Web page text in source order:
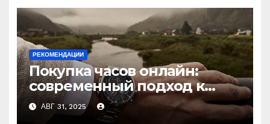
РЕКОМЕНДАЦИИ
Покупка часов онлайн:
современный подход к
выбору аксессуаров
АВГ 31, 2025